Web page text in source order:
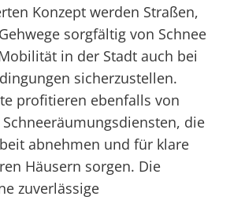
Konzept werden Straßen,
sorgfältig von Schnee
in der Stadt auch bei
sicherzustellen.
profitieren ebenfalls von
die
abnehmen und für klare
Häusern sorgen. Die
zuverlässige